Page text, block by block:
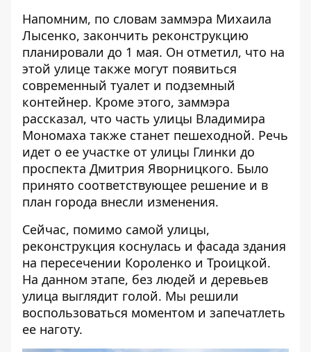
Напомним, по словам заммэра Михаила
Лысенко, закончить реконструкцию
планировали до 1 мая. Он отметил, что на
этой улице также могут появиться
современный туалет и подземный
контейнер. Кроме этого, заммэра
рассказал, что часть улицы Владимира
Мономаха также станет пешеходной. Речь
идет о ее участке от улицы Глинки до
проспекта Дмитрия Яворницкого. Было
принято соответствующее решение и в
план города внесли изменения.
Сейчас, помимо самой улицы,
реконструкция коснулась и фасада здания
на пересечении Короленко и Троицкой.
На данном этапе, без людей и деревьев
улица выглядит голой. Мы решили
воспользоваться моментом и запечатлеть
ее наготу.